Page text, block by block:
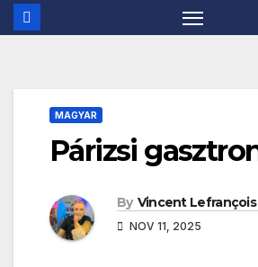
MAGYAR
Párizsi
By Vincent Lefrançois
NOV 11, 2025